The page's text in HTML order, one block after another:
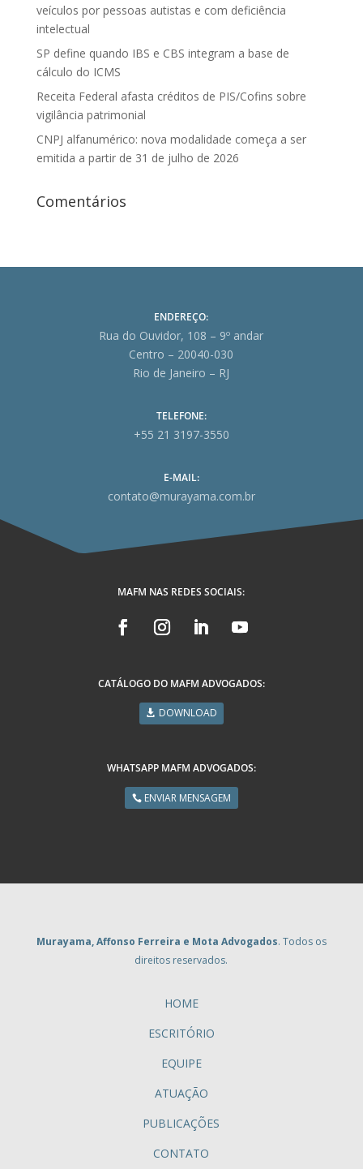
veículos por pessoas autistas e com deficiência
intelectual
SP define quando IBS e CBS integram a base de
cálculo do ICMS
Receita Federal afasta créditos de PIS/Cofins sobre
vigilância patrimonial
CNPJ alfanumérico: nova modalidade começa a ser
emitida a partir de 31 de julho de 2026
Comentários
ENDEREÇO:
Rua do Ouvidor, 108 – 9º andar
Centro – 20040-030
Rio de Janeiro – RJ
TELEFONE:
+55 21 3197-3550
E-MAIL:
contato@murayama.com.br
MAFM NAS REDES SOCIAIS:
CATÁLOGO DO MAFM ADVOGADOS:
DOWNLOAD
WHATSAPP MAFM ADVOGADOS:
ENVIAR MENSAGEM
Murayama, Affonso Ferreira e Mota Advogados. Todos os
direitos reservados.
HOME
ESCRITÓRIO
EQUIPE
ATUAÇÃO
PUBLICAÇÕES
CONTATO